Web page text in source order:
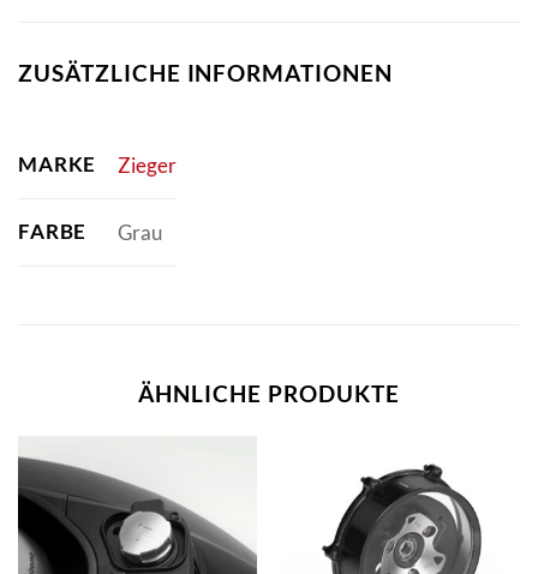
ZUSÄTZLICHE INFORMATIONEN
MARKE Zieger
FARBE Grau
ÄHNLICHE PRODUKTE